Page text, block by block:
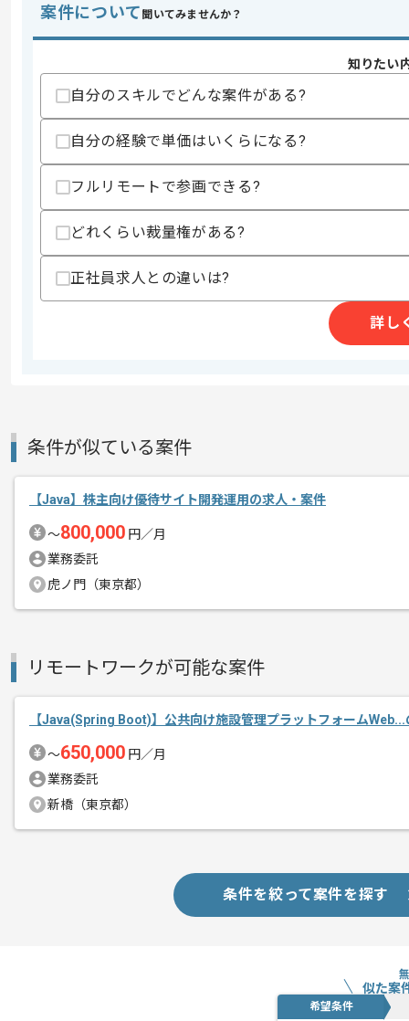
スキル
-Java
-JSP
-SQL
・保守プロジェクト経験
・顧客折衝経験
歓迎スキル
・Node.jsを用いた実務経験
・Apache Mavenを用いた実務経験
・MS系ツールの開発経験
上記に似た経験やスキルをお持ちであれば
エージェントからのコ
メント
損保業界向けアプリ開発のご経験を活
プロジェクトは長期を想定しており、
参画を希望される方にはお勧めの案件と
案件について 聞いてみませんか？
知りたい
自分のスキルでどんな案件がある?
自分の経験で単価はいくらになる?
フルリモートで参画できる?
どれくらい裁量権がある?
正社員求人との違いは?
詳し
条件が似ている案件
【Java】株主向け優待サイト開発運用の求人・案件
〜800,000 円／月
業務委託
虎ノ門（東京都）
リモートワークが可能な案件
【Java(Spring Boot)】公共向け施設管理プラットフォーム
〜650,000 円／月
業務委託
新橋（東京都）
条件を絞って案件を探す
似た案
希望条件